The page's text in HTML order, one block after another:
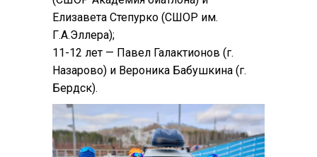
Елизавета Степурко (СШОР им.
Г.А.Эллера);
11-12 лет — Павел Галактионов (г.
Назарово) и Вероника Бабушкина (г.
Бердск).